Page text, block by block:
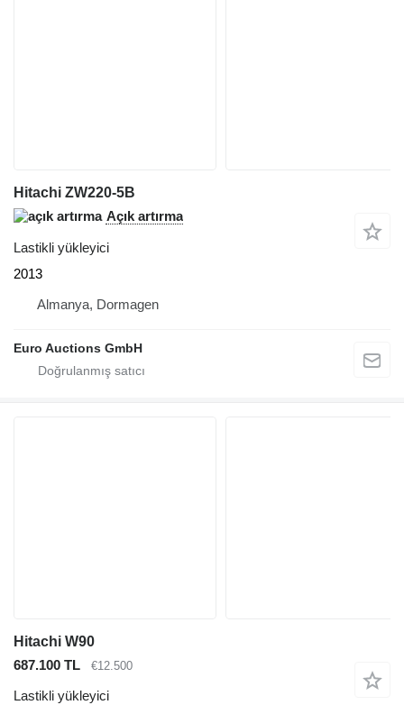
Hitachi ZW220-5B
Açık artırma
Lastikli yükleyici
2013
Almanya, Dormagen
Euro Auctions GmbH
Hitachi W90
687.100 TL
€12.500
Lastikli yükleyici